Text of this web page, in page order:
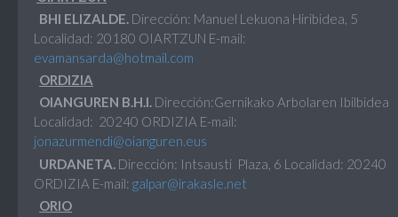
BHI ELIZALDE. Dirección: Manuel Lekuona Hiribidea, 5
Localidad: 20180 OIARTZUN E-mail:
evamansarda@hotmail.com
ORDIZIA
OIANGUREN B.H.I. Dirección:Gernikako Arbolaren Ibilbidea
Localidad: 20240 ORDIZIA E-mail:
jonazurmendi@oianguren.eus
URDANETA. Dirección: Intsausti Plaza, 6 Localidad: 20240
ORDIZIA E-mail: galpar@irakasle.net
ORIO